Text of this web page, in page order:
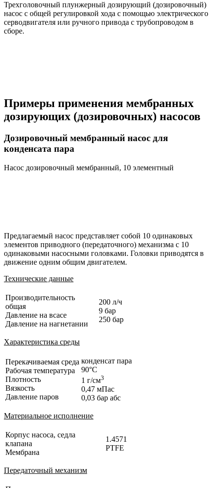
Трехголовочный плунжерный дозирующий (дозировочный)
насос с общей регулировкой хода с помощью электрического
серводвигателя или ручного привода с трубопроводом в
сборе.
Примеры применения мембранных
дозирующих (дозировочных) насосов
Дозировочный мембранный насос для
конденсата пара
Насос дозировочный мембранный, 10 элементный
Предлагаемый насос представляет собой 10 одинаковых
элементов приводного (передаточного) механизма с 10
одинаковыми насосными головками. Головки приводятся в
движение одним общим двигателем.
Технические данные
Производительность
общая
Давление на всасе
Давление на нагнетании
200 л/ч
9 бар
250 бар
Характеристика среды
Перекачиваемая среда
Рабочая температура
Плотность
Вязкость
Давление паров
конденсат пара
90°C
1 г/см3
0,47 мПас
0,03 бар абс
Материальное исполнение
Корпус насоса, седла
клапана
Мембрана
1.4571
PTFE
Передаточный механизм